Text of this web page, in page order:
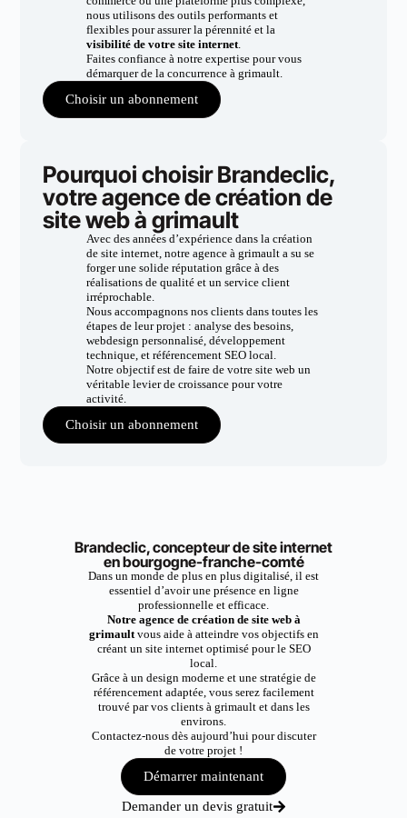
nous utilisons des outils performants et
flexibles pour assurer la pérennité et la
visibilité de votre site internet.
Faites confiance à notre expertise pour vous
démarquer de la concurrence à grimault.
Choisir un abonnement
Pourquoi choisir Brandeclic,
votre agence de création de
site web à grimault
Avec des années d’expérience dans la création
de site internet, notre agence à grimault a su se
forger une solide réputation grâce à des
réalisations de qualité et un service client
irréprochable.
Nous accompagnons nos clients dans toutes les
étapes de leur projet : analyse des besoins,
webdesign personnalisé, développement
technique, et référencement SEO local.
Notre objectif est de faire de votre site web un
véritable levier de croissance pour votre
activité.
Choisir un abonnement
Brandeclic, concepteur de site internet
en bourgogne-franche-comté
Dans un monde de plus en plus digitalisé, il est
essentiel d’avoir une présence en ligne
professionnelle et efficace.
Notre agence de création de site web à
grimaultvous aide à atteindre vos objectifs en
créant un site internet optimisé pour le SEO
local.
Grâce à un design moderne et une stratégie de
référencement adaptée, vous serez facilement
trouvé par vos clients à grimault et dans les
environs.
Contactez-nous dès aujourd’hui pour discuter
de votre projet !
Démarrer maintenant
Demander un devis gratuit